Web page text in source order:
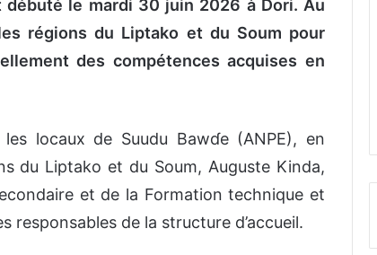
le mardi 30 juin 2026 à Dori. Au
régions du Liptako et du Soum pour
des compétences acquises en
locaux de Suudu Bawɗe (ANPE), en
du Liptako et du Soum, Auguste Kinda,
et de la Formation technique et
responsables de la structure d’accueil.